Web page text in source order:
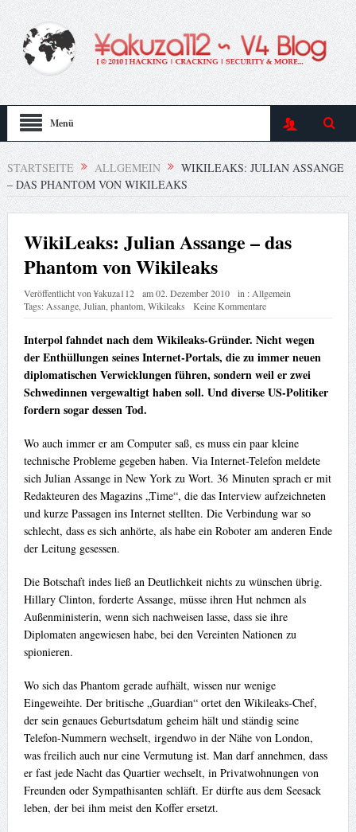
Menü
STARTSEITE ALLGEMEIN
WIKILEAKS: JULIAN ASSANGE
– DAS PHANTOM VON WIKILEAKS
WikiLeaks: Julian Assange – das
Phantom von Wikileaks
Veröffentlicht von¥akuza112 am02. Dezember 2010 in : Allgemein
Tags: Assange, Julian phantom, Wikileaks Keine Kommentare
Interpol fahndet nach dem Wikileaks-Gründer. Nicht wegen
der Enthüllungen seines Internet-Portals, die zu immer neuen
diplomatischen Verwicklungen führen, sondern weil er zwei
Schwedinnen vergewaltigt haben soll. Und diverse US-Politiker
fordern sogar dessen Tod.
Wo auch immer er am Computer saß, es muss ein paar kleine
technische Probleme gegeben haben. Via Internet-Telefon meldete
sich Julian Assange in New York zu Wort. 36 Minuten sprach er mit
Redakteuren des Magazins „Time“, die das Interview aufzeichneten
und kurze Passagen ins Internet stellten. Die Verbindung war so
schlecht, dass es sich anhörte, als habe ein Roboter am anderen Ende
der Leitung gesessen.
Die Botschaft indes ließ an Deutlichkeit nichts zu wünschen übrig.
Hillary Clinton, forderte Assange, müsse ihren Hut nehmen als
Außenministerin, wenn sich nachweisen lasse, dass sie ihre
Diplomaten angewiesen habe, bei den Vereinten Nationen zu
spionieren.
Wo sich das Phantom gerade aufhält, wissen nur wenige
Eingeweihte. Der britische „Guardian“ ortet den Wikileaks-Chef,
der sein genaues Geburtsdatum geheim hält und ständig seine
Telefon-Nummern wechselt, irgendwo in der Nähe von London,
was freilich auch nur eine Vermutung ist. Man darf annehmen, dass
er fast jede Nacht das Quartier wechselt, in Privatwohnungen von
Freunden oder Sympathisanten schläft. Er dürfte aus dem Seesack
leben, der bei ihm meist den Koffer ersetzt.